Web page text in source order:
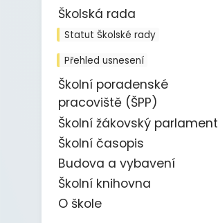
Školská rada
Statut Školské rady
Přehled usnesení
Školní poradenské
pracoviště (ŠPP)
Školní žákovský parlament
Školní časopis
Budova a vybavení
Školní knihovna
O škole